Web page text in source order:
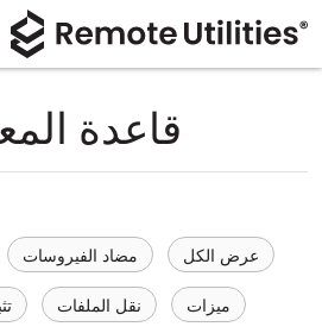
قاعدة
عرض الكل مضاد الفيروسات
ميزات نقل الملفات